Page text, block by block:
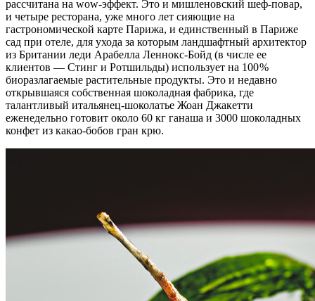
рассчитана на wow-эффект. Это и мишленовский шеф-повар,
и четыре ресторана, уже много лет сияющие на
гастрономической карте Парижа, и единственный в Париже
сад при отеле, для ухода за которым ландшафтный архитектор
из Британии леди Арабелла Леннокс-Бойд (в числе ее
клиентов — Стинг и Ротшильды) использует на 100 %
биоразлагаемые растительные продукты. Это и недавно
открывшаяся собственная шоколадная фабрика, где
талантливый итальянец-шоколатье Жоан Джакетти
еженедельно готовит около 60 кг ганаша и 3000 шоколадных
конфет из какао-бобов гран крю.